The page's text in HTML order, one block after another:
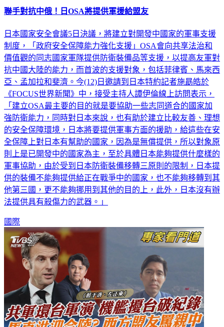
日本國家安全會議5日決議，將建立對開發中國家的軍事支援
制度，「政府安全保障能力強化支援」OSA會向共享法治和
價值觀的同志國家軍隊提供防衛裝備品等支援，以提高友軍對
抗中國大陸的能力，而首波的支援對象，包括菲律賓、馬來西
亞、孟加拉和斐濟。今(12)日邀請到日本特約記者施勗皓於
《FOCUS世界新聞》中，接受主持人譚伊倫線上訪問表示，
「建立OSA最主要的目的就是要協助一些志同道合的國家加
強防衛能力，同時對日本來說，也有助於建立比較友善、理想
的安全保障環境，日本將要提供軍事方面的援助，給這些在安
全保障上對日本有幫助的國家，因為是無償提供，所以對象原
則上是已開發中的國家為主，至於具體日本能夠提供什麼樣的
軍事協助，由於受到日本防衛裝備移轉三原則的限制，日本提
供的裝備不能夠提供給正在戰爭中的國家，也不能夠移轉到其
他第三國，更不能夠挪用到其他的目的上，此外，日本沒有辦
國際